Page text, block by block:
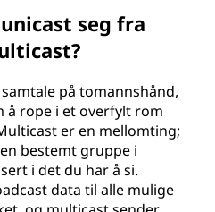
seg fra
på tomannshånd,
å rope i et overfylt rom
er en mellomting;
bestemt gruppe i
i det du har å si.
data til alle mulige